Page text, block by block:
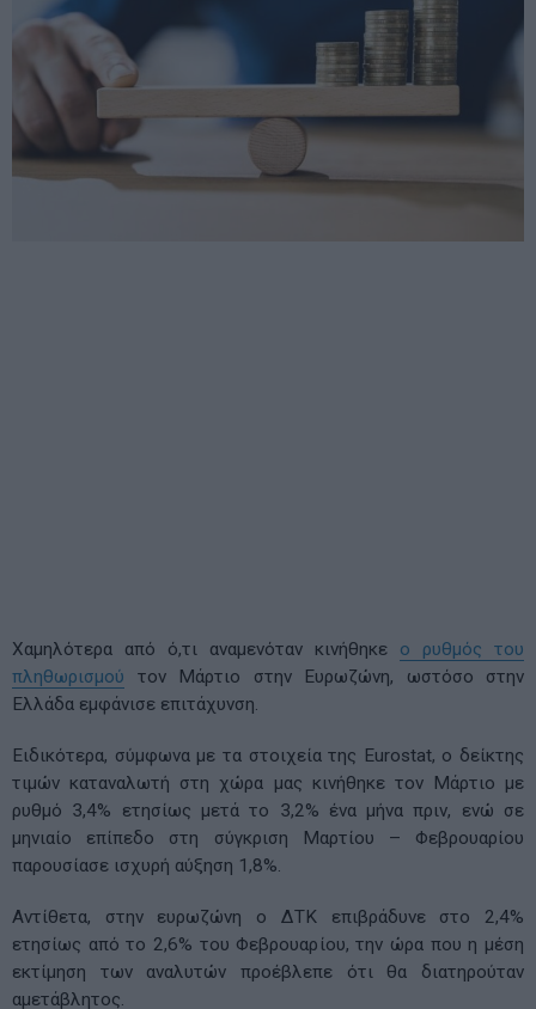
Χαμηλότερα από ό,τι αναμενόταν κινήθηκε ο ρυθμός του
πληθωρισμού τον Μάρτιο στην Ευρωζώνη, ωστόσο στην
Ελλάδα εμφάνισε επιτάχυνση.
Ειδικότερα, σύμφωνα με τα στοιχεία της Eurostat, ο δείκτης
τιμών καταναλωτή στη χώρα μας κινήθηκε τον Μάρτιο με
ρυθμό 3,4% ετησίως μετά το 3,2% ένα μήνα πριν, ενώ σε
μηνιαίο επίπεδο στη σύγκριση Μαρτίου – Φεβρουαρίου
παρουσίασε ισχυρή αύξηση 1,8%.
Αντίθετα, στην ευρωζώνη ο ΔΤΚ επιβράδυνε στο 2,4%
ετησίως από το 2,6% του Φεβρουαρίου, την ώρα που η μέση
εκτίμηση των αναλυτών προέβλεπε ότι θα διατηρούταν
αμετάβλητος.